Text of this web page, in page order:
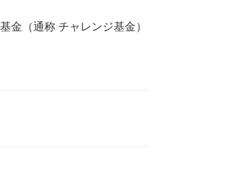
金（通称 チャレンジ基金）